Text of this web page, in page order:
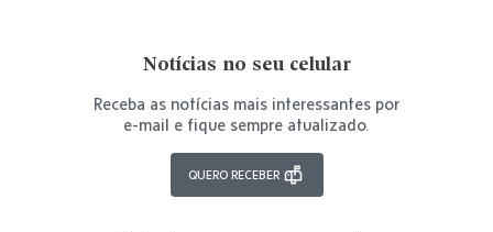
Notícias no seu celular
Receba as notícias mais interessantes por
e-mail e fique sempre atualizado.
QUERO RECEBER